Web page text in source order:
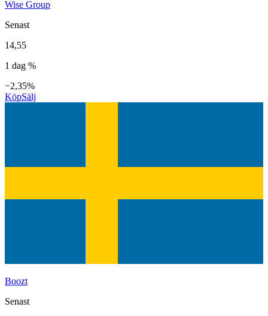
Wise Group
Senast
14,55
1 dag %
−2,35%
KöpSälj
Boozt
Senast